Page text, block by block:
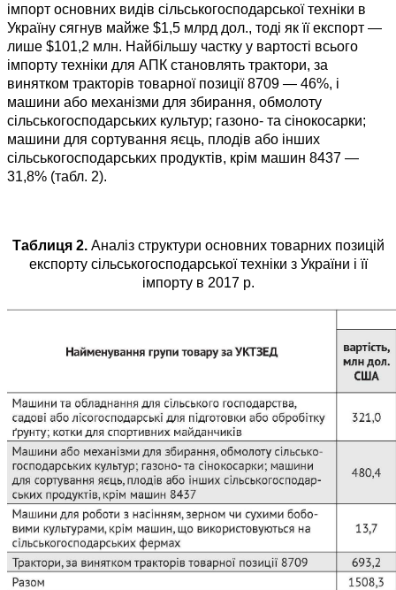
імпорт основних видів сільськогосподарської техніки в
Україну сягнув майже $1,5 млрд дол., тоді як її експорт —
лише $101,2 млн. Найбільшу частку у вартості всього
імпорту техніки для АПК становлять трактори, за
винятком тракторів товарної позиції 8709 — 46%, і
машини або механізми для збирання, обмолоту
сільськогосподарських культур; газоно- та сінокосарки;
машини для сортування яєць, плодів або інших
сільськогосподарських продуктів, крім машин 8437 —
31,8% (табл. 2).
Таблиця 2.Аналіз структури основних товарних позицій
експорту сільськогосподарської техніки з України і її
імпорту в 2017 р.